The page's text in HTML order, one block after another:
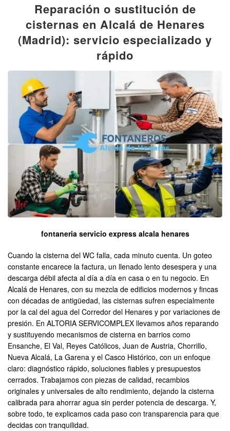
Reparación o sustitución de
cisternas en Alcalá de Henares
(Madrid): servicio especializado y
rápido
fontaneria servicio express alcala henares
Cuando la cisterna del WC falla, cada minuto cuenta. Un goteo
constante encarece la factura, un llenado lento desespera y una
descarga débil afecta al día a día en casa o en tu negocio. En
Alcalá de Henares, con su mezcla de edificios modernos y fincas
con décadas de antigüedad, las cisternas sufren especialmente
por la cal del agua del Corredor del Henares y por variaciones de
presión. En ALTORIA SERVICOMPLEX llevamos años reparando
y sustituyendo mecanismos de cisterna en barrios como
Ensanche, El Val, Reyes Católicos, Juan de Austria, Chorrillo,
Nueva Alcalá, La Garena y el Casco Histórico, con un enfoque
claro: diagnóstico rápido, soluciones fiables y presupuestos
cerrados. Trabajamos con piezas de calidad, recambios
originales y universales de alto rendimiento, dejando la cisterna
calibrada para ahorrar agua sin perder potencia de descarga. Y,
sobre todo, te explicamos cada paso con transparencia para que
decidas con tranquilidad.